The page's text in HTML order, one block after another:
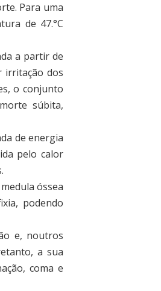
Para uma
de 47.°C
a partir de
irritação dos
o conjunto
súbita,
de energia
pelo calor
óssea
podendo
e, noutros
a sua
coma e